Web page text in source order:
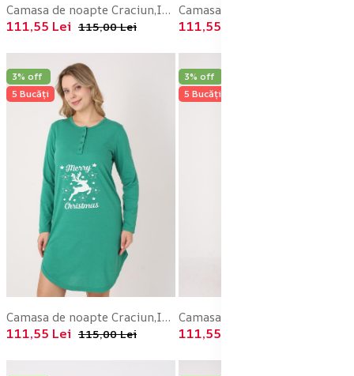
Camasa de noapte Craciun,Imprimeu HO HO, En-gros
111,55 Lei 115,00 Lei 111,55 Lei
3% off
5 Bucăți
Camasa de noapte Craciun,Imprimeu Ren,En-gros
111,55 Lei 115,00 Lei
3% off
5 Bucăți
111,55 Lei